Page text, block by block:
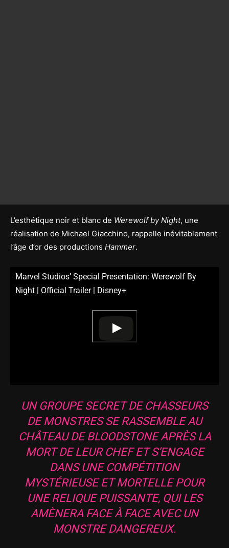
L’esthétique noir et blanc de Werewolf by Night, une
réalisation de Michael Giacchino, rappelle inévitablement
l’âge d’or des productions Hammer.
Marvel Studios’ Special Presentation: Werewolf By
Night | Official Trailer | Disney+
UN GROUPE SECRET DE CHASSEURS
DE MONSTRES SE RASSEMBLE AU
CHÂTEAU DE BLOODSTONE APRÈS LA
MORT DE LEUR CHEF ET S’ENGAGE
DANS UNE COMPÉTITION
MYSTÉRIEUSE ET MORTELLE POUR
UNE RELIQUE PUISSANTE, QUI LES
AMÈNERA FACE À FACE AVEC UN
MONSTRE DANGEREUX.